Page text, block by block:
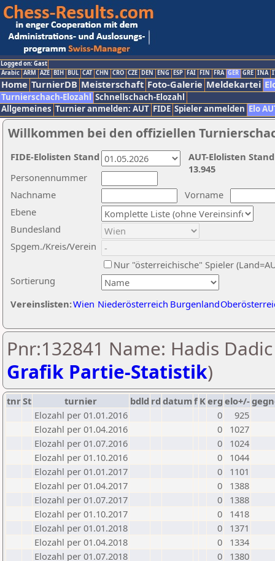
Logged on: Gast
Arabic ARM AZE BIH BUL CAT CHN CRO CZE DEN ENG ESP FAI FIN FRA GER GRE INA
Home TurnierDB Meisterschaft Foto-Galerie Meldekartei
Turnierschach-Elozahl Schnellschach-Elozahl
Allgemeines Turnier anmelden: AUT FIDE Spieler anmelden Elo
Willkommen bei den offiziellen
Nachname
Vorname
Ebene
Sortierung
Personennummer
Bundesland
Spgem./Kreis/Verein
Nur "österreichische" Spieler
Vereinslisten:Wien Niederösterreich Burgenland
AUT-Elolisten
13.945
FIDE-Elolisten Stand
Pnr:132841 Name: Hadis
Grafik Partie-Statistik)
tnrSt turnier bdld rd datumf Kerg elo+/-
Elozahl per 01.01.2016
0
925
Elozahl per 01.04.2016
0
1027
Elozahl per 01.07.2016
0
1024
Elozahl per 01.10.2016
0
1044
Elozahl per 01.01.2017
0
1101
Elozahl per 01.04.2017
0
1388
Elozahl per 01.07.2017
0
1388
Elozahl per 01.10.2017
0
1418
Elozahl per 01.01.2018
0
1371
Elozahl per 01.04.2018
0
1334
Elozahl per 01.07.2018
0
1380